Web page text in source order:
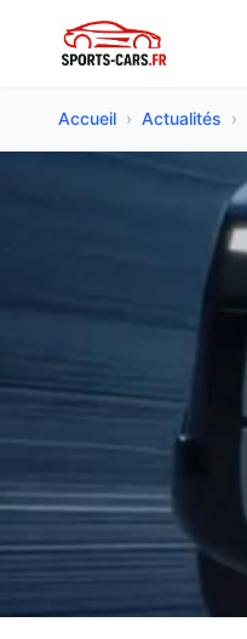
Accueil › Actualités ›